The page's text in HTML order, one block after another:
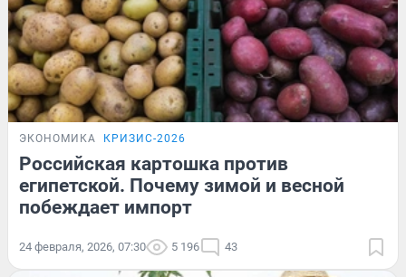
ЭКОНОМИКА КРИЗИС-2026
Российская картошка против
египетской. Почему зимой и весной
побеждает импорт
24 февраля, 2026, 07:30 5 196 43